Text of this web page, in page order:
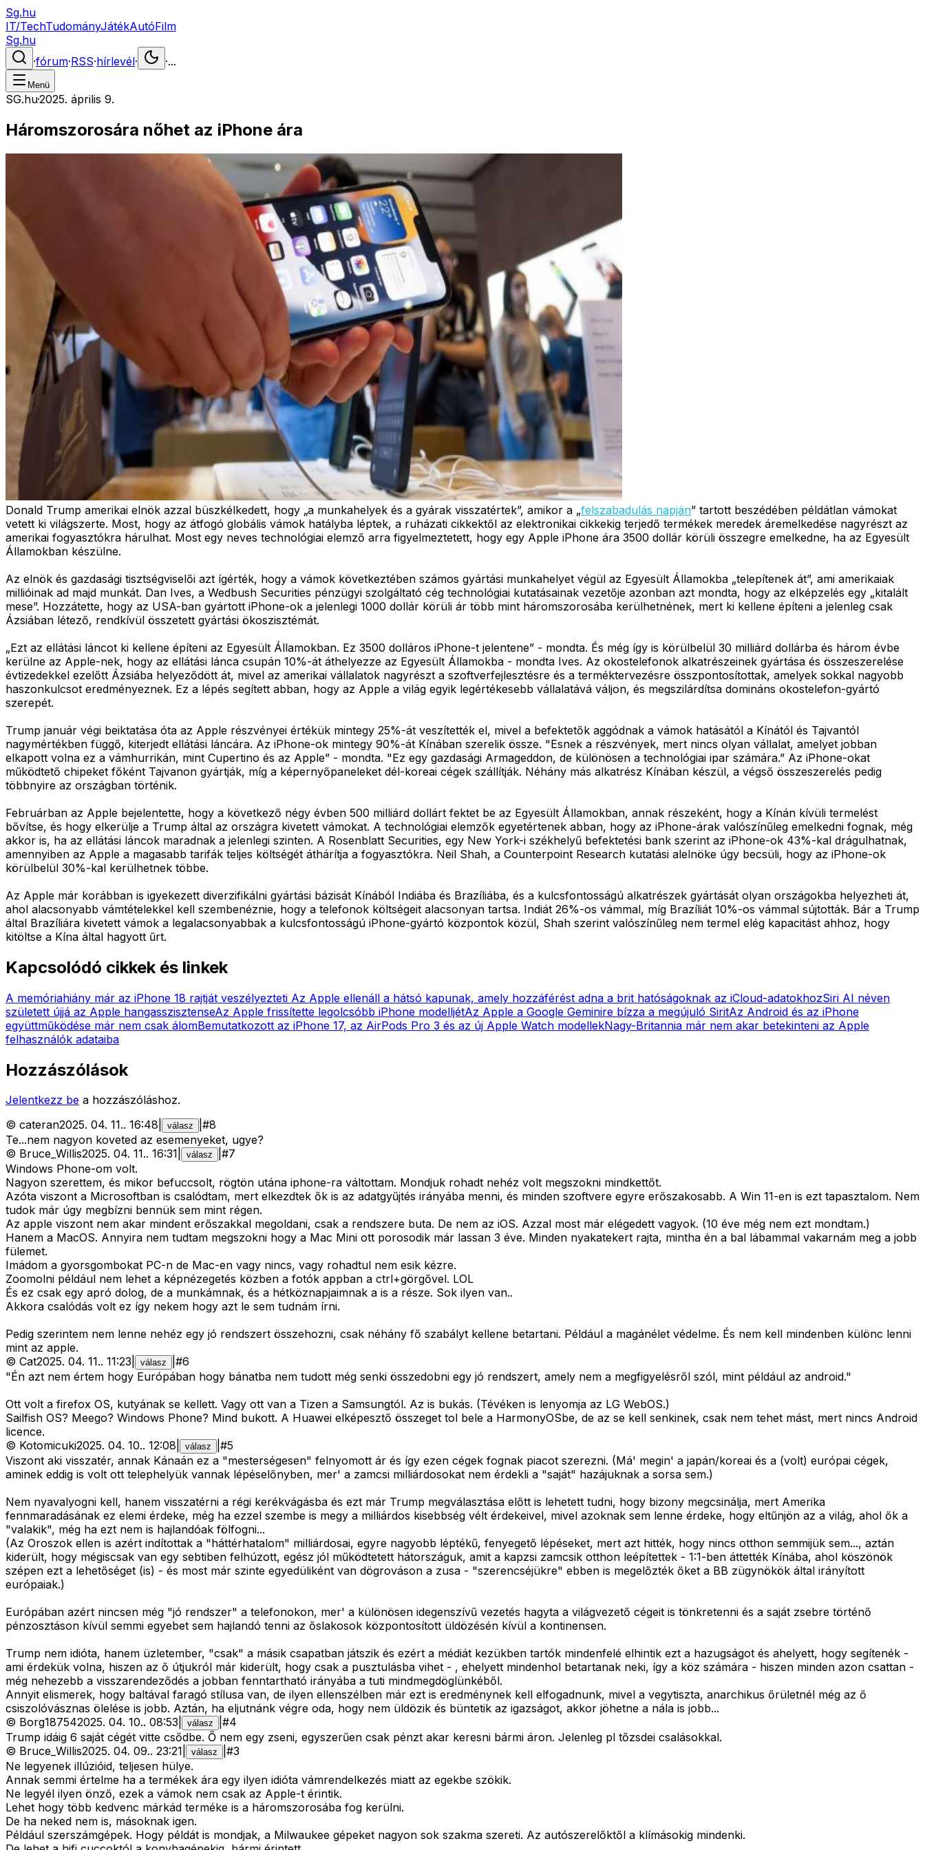
Sg.hu
IT/TechTudományJátékAutóFilm
Sg.hu
·fórum·RSS·hírlevél· ·...
Menü
SG.hu·2025. április 9.
Háromszorosára nőhet az iPhone ára
Donald Trump amerikai elnök azzal büszkélkedett, hogy „a munkahelyek és a gyárak visszatértek”, amikor a „felszabadulás napján” tartott beszédében példátlan vámokat
vetett ki világszerte. Most, hogy az átfogó globális vámok hatályba léptek, a ruházati cikkektől az elektronikai cikkekig terjedő termékek meredek áremelkedése nagyrészt az
amerikai fogyasztókra hárulhat. Most egy neves technológiai elemző arra figyelmeztetett, hogy egy Apple iPhone ára 3500 dollár körüli összegre emelkedne, ha az Egyesült
Államokban készülne.
Az elnök és gazdasági tisztségviselői azt ígérték, hogy a vámok következtében számos gyártási munkahelyet végül az Egyesült Államokba „telepítenek át”, ami amerikaiak
millióinak ad majd munkát. Dan Ives, a Wedbush Securities pénzügyi szolgáltató cég technológiai kutatásainak vezetője azonban azt mondta, hogy az elképzelés egy „kitalált
mese”. Hozzátette, hogy az USA-ban gyártott iPhone-ok a jelenlegi 1000 dollár körüli ár több mint háromszorosába kerülhetnének, mert ki kellene építeni a jelenleg csak
Ázsiában létező, rendkívül összetett gyártási ökoszisztémát.
„Ezt az ellátási láncot ki kellene építeni az Egyesült Államokban. Ez 3500 dolláros iPhone-t jelentene” - mondta. És még így is körülbelül 30 milliárd dollárba és három évbe
kerülne az Apple-nek, hogy az ellátási lánca csupán 10%-át áthelyezze az Egyesült Államokba - mondta Ives. Az okostelefonok alkatrészeinek gyártása és összeszerelése
évtizedekkel ezelőtt Ázsiába helyeződött át, mivel az amerikai vállalatok nagyrészt a szoftverfejlesztésre és a terméktervezésre összpontosítottak, amelyek sokkal nagyobb
haszonkulcsot eredményeznek. Ez a lépés segített abban, hogy az Apple a világ egyik legértékesebb vállalatává váljon, és megszilárdítsa domináns okostelefon-gyártó
szerepét.
Trump január végi beiktatása óta az Apple részvényei értékük mintegy 25%-át veszítették el, mivel a befektetők aggódnak a vámok hatásától a Kínától és Tajvantól
nagymértékben függő, kiterjedt ellátási láncára. Az iPhone-ok mintegy 90%-át Kínában szerelik össze. "Esnek a részvények, mert nincs olyan vállalat, amelyet jobban
elkapott volna ez a vámhurrikán, mint Cupertino és az Apple” - mondta. "Ez egy gazdasági Armageddon, de különösen a technológiai ipar számára.” Az iPhone-okat
működtető chipeket főként Tajvanon gyártják, míg a képernyőpaneleket dél-koreai cégek szállítják. Néhány más alkatrész Kínában készül, a végső összeszerelés pedig
többnyire az országban történik.
Februárban az Apple bejelentette, hogy a következő négy évben 500 milliárd dollárt fektet be az Egyesült Államokban, annak részeként, hogy a Kínán kívüli termelést
bővítse, és hogy elkerülje a Trump által az országra kivetett vámokat. A technológiai elemzők egyetértenek abban, hogy az iPhone-árak valószínűleg emelkedni fognak, még
akkor is, ha az ellátási láncok maradnak a jelenlegi szinten. A Rosenblatt Securities, egy New York-i székhelyű befektetési bank szerint az iPhone-ok 43%-kal drágulhatnak,
amennyiben az Apple a magasabb tarifák teljes költségét áthárítja a fogyasztókra. Neil Shah, a Counterpoint Research kutatási alelnöke úgy becsüli, hogy az iPhone-ok
körülbelül 30%-kal kerülhetnek többe.
Az Apple már korábban is igyekezett diverzifikálni gyártási bázisát Kínából Indiába és Brazíliába, és a kulcsfontosságú alkatrészek gyártását olyan országokba helyezheti át,
ahol alacsonyabb vámtételekkel kell szembenéznie, hogy a telefonok költségeit alacsonyan tartsa. Indiát 26%-os vámmal, míg Brazíliát 10%-os vámmal sújtották. Bár a Trump
által Brazíliára kivetett vámok a legalacsonyabbak a kulcsfontosságú iPhone-gyártó központok közül, Shah szerint valószínűleg nem termel elég kapacitást ahhoz, hogy
kitöltse a Kína által hagyott űrt.
Kapcsolódó cikkek és linkek
A memóriahiány már az iPhone 18 rajtját veszélyezteti Az Apple ellenáll a hátsó kapunak, amely hozzáférést adna a brit hatóságoknak az iCloud-adatokhozSiri AI néven
született újjá az Apple hangasszisztenseAz Apple frissítette legolcsóbb iPhone modelljétAz Apple a Google Geminire bízza a megújuló SiritAz Android és az iPhone
együttműködése már nem csak álomBemutatkozott az iPhone 17, az AirPods Pro 3 és az új Apple Watch modellekNagy-Britannia már nem akar betekinteni az Apple
felhasználók adataiba
Hozzászólások
Jelentkezz be a hozzászóláshoz.
© cateran2025. 04. 11.. 16:48 válasz #8
Te...nem nagyon koveted az esemenyeket, ugye?
© Bruce_Willis2025. 04. 11.. 16:31 válasz #7
Windows Phone-om volt.
Nagyon szerettem, és mikor befuccsolt, rögtön utána iphone-ra váltottam. Mondjuk rohadt nehéz volt megszokni mindkettőt.
Azóta viszont a Microsoftban is csalódtam, mert elkezdtek ők is az adatgyűjtés irányába menni, és minden szoftvere egyre erőszakosabb. A Win 11-en is ezt tapasztalom. Nem
tudok már úgy megbízni bennük sem mint régen.
Az apple viszont nem akar mindent erőszakkal megoldani, csak a rendszere buta. De nem az iOS. Azzal most már elégedett vagyok. (10 éve még nem ezt mondtam.)
Hanem a MacOS. Annyira nem tudtam megszokni hogy a Mac Mini ott porosodik már lassan 3 éve. Minden nyakatekert rajta, mintha én a bal lábammal vakarnám meg a jobb
fülemet.
Imádom a gyorsgombokat PC-n de Mac-en vagy nincs, vagy rohadtul nem esik kézre.
Zoomolni például nem lehet a képnézegetés közben a fotók appban a ctrl+görgővel. LOL
És ez csak egy apró dolog, de a munkámnak, és a hétköznapjaimnak a is a része. Sok ilyen van..
Akkora csalódás volt ez így nekem hogy azt le sem tudnám írni.
Pedig szerintem nem lenne nehéz egy jó rendszert összehozni, csak néhány fő szabályt kellene betartani. Például a magánélet védelme. És nem kell mindenben különc lenni
mint az apple.
© Cat2025. 04. 11.. 11:23 válasz #6
"Én azt nem értem hogy Európában hogy bánatba nem tudott még senki összedobni egy jó rendszert, amely nem a megfigyelésről szól, mint például az android."
Ott volt a firefox OS, kutyának se kellett. Vagy ott van a Tizen a Samsungtól. Az is bukás. (Tévéken is lenyomja az LG WebOS.)
Sailfish OS? Meego? Windows Phone? Mind bukott. A Huawei elképesztő összeget tol bele a HarmonyOSbe, de az se kell senkinek, csak nem tehet mást, mert nincs Android
licence.
© Kotomicuki2025. 04. 10.. 12:08 válasz #5
Viszont aki visszatér, annak Kánaán ez a "mesterségesen" felnyomott ár és így ezen cégek fognak piacot szerezni. (Má' megin' a japán/koreai és a (volt) európai cégek,
aminek eddig is volt ott telephelyük vannak lépéselőnyben, mer' a zamcsi milliárdosokat nem érdekli a "saját" hazájuknak a sorsa sem.)
Nem nyavalyogni kell, hanem visszatérni a régi kerékvágásba és ezt már Trump megválasztása előtt is lehetett tudni, hogy bizony megcsinálja, mert Amerika
fennmaradásának ez elemi érdeke, még ha ezzel szembe is megy a milliárdos kisebbség vélt érdekeivel, mivel azoknak sem lenne érdeke, hogy eltűnjön az a világ, ahol ők a
"valakik", még ha ezt nem is hajlandóak fölfogni...
(Az Oroszok ellen is azért indítottak a "háttérhatalom" milliárdosai, egyre nagyobb léptékű, fenyegető lépéseket, mert azt hitték, hogy nincs otthon semmijük sem..., aztán
kiderült, hogy mégiscsak van egy sebtiben felhúzott, egész jól működtetett hátországuk, amit a kapzsi zamcsik otthon leépítettek - 1:1-ben áttették Kínába, ahol köszönök
szépen ezt a lehetőséget (is) - és most már szinte egyedüliként van dögrováson a zusa - "szerencséjükre" ebben is megelőzték őket a BB zügynökök által irányított
európaiak.)
Európában azért nincsen még "jó rendszer" a telefonokon, mer' a különösen idegenszívű vezetés hagyta a világvezető cégeit is tönkretenni és a saját zsebre történő
pénzosztáson kívül semmi egyebet sem hajlandó tenni az őslakosok központosított üldözésén kívül a kontinensen.
Trump nem idióta, hanem üzletember, "csak" a másik csapatban játszik és ezért a médiát kezükben tartók mindenfelé elhintik ezt a hazugságot és ahelyett, hogy segítenék -
ami érdekük volna, hiszen az ő útjukról már kiderült, hogy csak a pusztulásba vihet - , ehelyett mindenhol betartanak neki, így a köz számára - hiszen minden azon csattan -
még nehezebb a visszarendeződés a jobban fenntartható irányába a tuti mindmegdöglünkéből.
Annyit elismerek, hogy baltával faragó stílusa van, de ilyen ellenszélben már ezt is eredménynek kell elfogadnunk, mivel a vegytiszta, anarchikus őrületnél még az ő
csiszolóvásznas ölelése is jobb. Aztán, ha eljutnánk végre oda, hogy nem üldözik és büntetik az igazságot, akkor jöhetne a nála is jobb...
© Borg187542025. 04. 10.. 08:53 válasz #4
Trump idáig 6 saját cégét vitte csődbe. Ő nem egy zseni, egyszerűen csak pénzt akar keresni bármi áron. Jelenleg pl tőzsdei csalásokkal.
© Bruce_Willis2025. 04. 09.. 23:21 válasz #3
Ne legyenek illúzióid, teljesen hülye.
Annak semmi értelme ha a termékek ára egy ilyen idióta vámrendelkezés miatt az egekbe szökik.
Ne legyél ilyen önző, ezek a vámok nem csak az Apple-t érintik.
Lehet hogy több kedvenc márkád terméke is a háromszorosába fog kerülni.
De ha neked nem is, másoknak igen.
Például szerszámgépek. Hogy példát is mondjak, a Milwaukee gépeket nagyon sok szakma szereti. Az autószerelőktől a klímásokig mindenki.